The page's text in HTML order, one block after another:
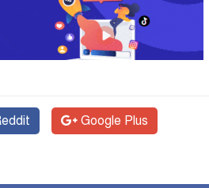
Google Plus